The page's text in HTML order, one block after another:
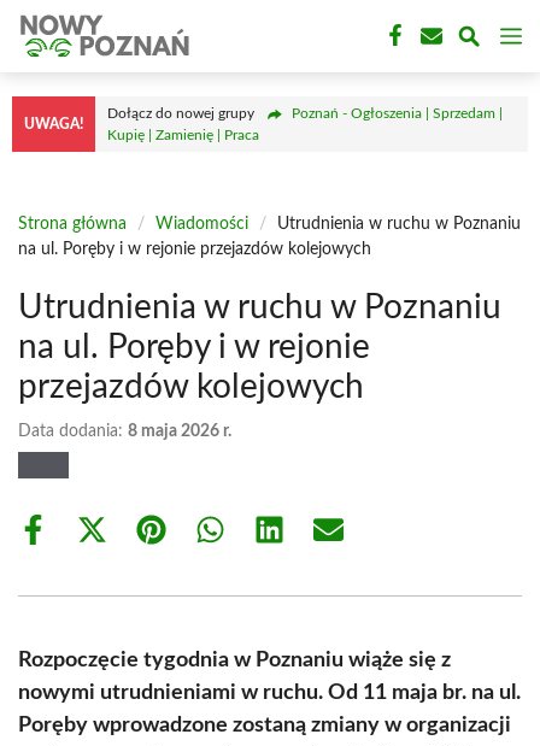
Przejdź
treści
UWAGA!
Dołącz do nowej grupy
Poznań - Ogłoszenia | Sprzedam |
Kupię | Zamienię | Praca
Strona główna / Wiadomości /
Utrudnienia w ruchu w Poznaniu
na ul. Poręby i w rejonie przejazdów kolejowych
Utrudnienia w ruchu w Poznaniu
na ul. Poręby i w rejonie
przejazdów kolejowych
Data dodania: 8 maja 2026 r.
Share
Share
(Twitter)
Share Share Share Share
Rozpoczęcie tygodnia w Poznaniu wiąże się z
nowymi utrudnieniami w ruchu. Od 11 maja br. na ul.
Poręby wprowadzone zostaną zmiany w organizacji